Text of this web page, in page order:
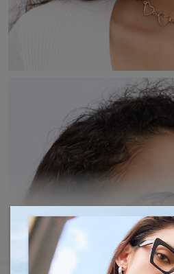
AFFICHER PLUS